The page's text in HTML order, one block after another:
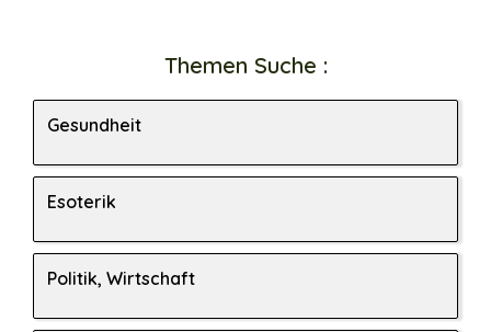
Themen Suche :
Gesundheit
Esoterik
Politik, Wirtschaft